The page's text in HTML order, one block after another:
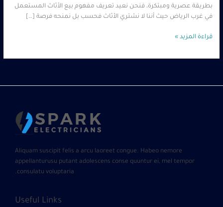
بطريقة عصرية ومبتكرة، فنحن نعيد تعريف مفهوم بيع الأثاث المستعمل
في غرب الرياض حيث أننا لا نشتري الأثاث فحسب بل نمنحه فرصة […]
قراءة المزيد »
Aliquam suscipit felis a arcu laoreet congue. Habeo nemore
appellanturusu putant adolescens conse quuntur ei, mel tempor
consulatu voluptaria.
Useful Links